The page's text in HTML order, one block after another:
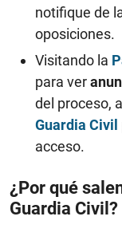
notifique de
oposiciones.
Visitando la
para ver
del proceso,
Guardia Civil
acceso.
¿Por qué
Guardia Civil?